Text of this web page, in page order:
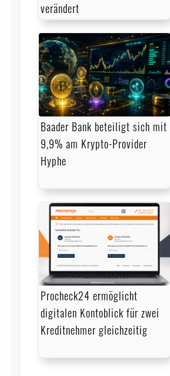
verändert
Baader Bank beteiligt sich mit
9,9% am Krypto-Provider
Hyphe
Procheck24 ermöglicht
digitalen Kontoblick für zwei
Kreditnehmer gleichzeitig